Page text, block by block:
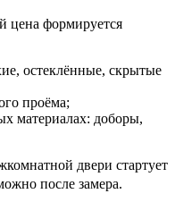
цена формируется
остеклённые, скрытые
проёма;
материалах: доборы,
двери стартует
после замера.